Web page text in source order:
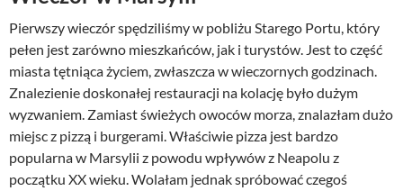
Pierwszy wieczór spędziliśmy w pobliżu Starego Portu, który
pełen jest zarówno mieszkańców, jak i turystów. Jest to część
miasta tętniąca życiem, zwłaszcza w wieczornych godzinach.
Znalezienie doskonałej restauracji na kolację było dużym
wyzwaniem. Zamiast świeżych owoców morza, znalazłam dużo
miejsc z pizzą i burgerami. Właściwie pizza jest bardzo
popularna w Marsylii z powodu wpływów z Neapolu z
początku XX wieku. Wolałam jednak spróbować czegoś